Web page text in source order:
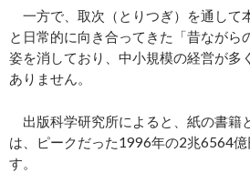
一方で、取次（とりつぎ）を通して
と日常的に向き合ってきた「昔ながら
姿を消しており、中小規模の経営が多
ありません。
出版科学研究所によると、紙の書籍
は、ピークだった1996年の2兆6564億
す。